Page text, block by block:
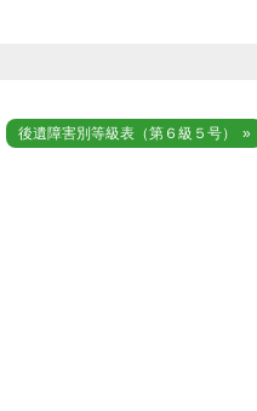
後遺障害別等級表（第６級５号）